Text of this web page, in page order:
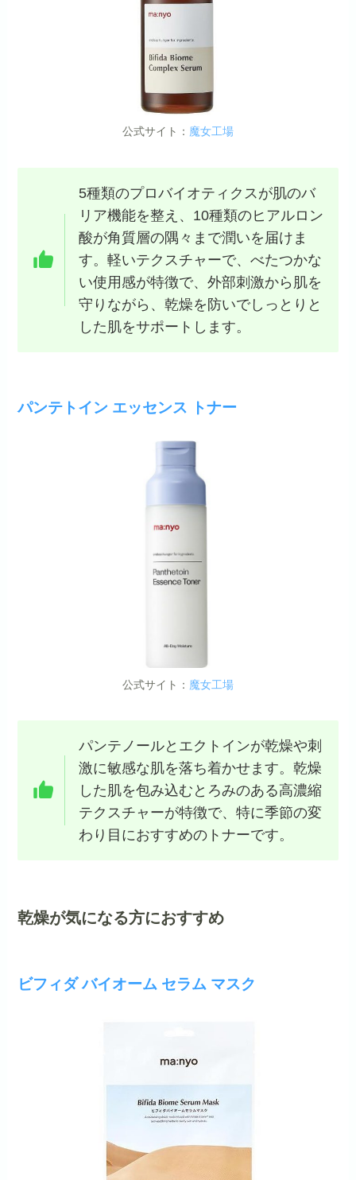
公式サイト： 魔女工場
5種類のプロバイオティクスが肌のバ
リア機能を整え、10種類のヒアルロン
酸が角質層の隅々まで潤いを届けま
す。軽いテクスチャーで、べたつかな
い使用感が特徴で、外部刺激から肌を
守りながら、乾燥を防いでしっとりと
した肌をサポートします。
パンテトイン エッセンス トナー
公式サイト： 魔女工場
パンテノールとエクトインが乾燥や刺
激に敏感な肌を落ち着かせます。乾燥
した肌を包み込むとろみのある高濃縮
テクスチャーが特徴で、特に季節の変
わり目におすすめのトナーです。
乾燥が気になる方におすすめ
ビフィダ バイオーム セラム マスク